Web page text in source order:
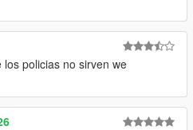
policias no sirven we